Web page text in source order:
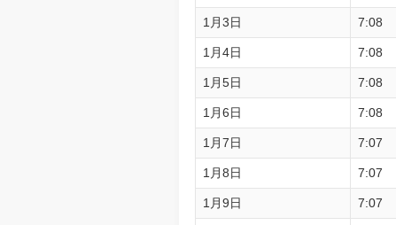
1月3日 7:08
1月4日 7:08
1月5日 7:08
1月6日 7:08
1月7日 7:07
1月8日 7:07
1月9日 7:07